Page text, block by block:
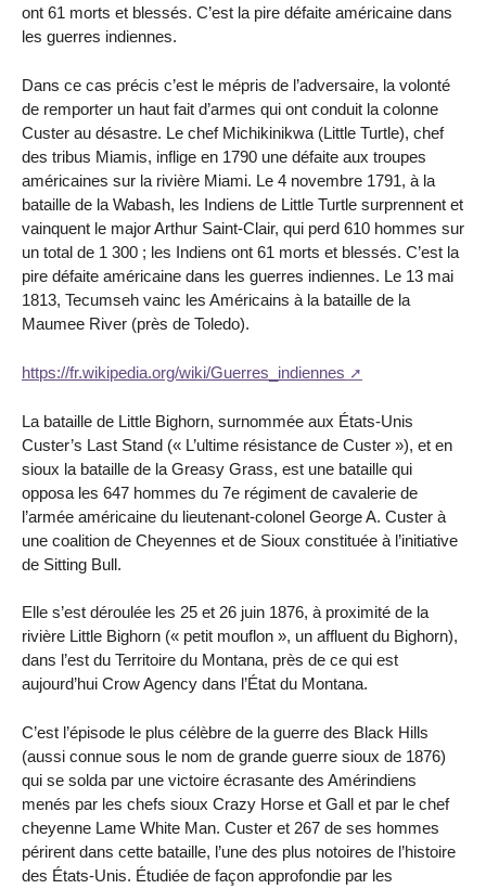
ont 61 morts et blessés. C’est la pire défaite américaine dans
les guerres indiennes.
Dans ce cas précis c’est le mépris de l’adversaire, la volonté
de remporter un haut fait d’armes qui ont conduit la colonne
Custer au désastre. Le chef Michikinikwa (Little Turtle), chef
des tribus Miamis, inflige en 1790 une défaite aux troupes
américaines sur la rivière Miami. Le 4 novembre 1791, à la
bataille de la Wabash, les Indiens de Little Turtle surprennent et
vainquent le major Arthur Saint-Clair, qui perd 610 hommes sur
un total de 1 300 ; les Indiens ont 61 morts et blessés. C’est la
pire défaite américaine dans les guerres indiennes. Le 13 mai
1813, Tecumseh vainc les Américains à la bataille de la
Maumee River (près de Toledo).
https://fr.wikipedia.org/wiki/Guerres_indiennes
La bataille de Little Bighorn, surnommée aux États-Unis
Custer’s Last Stand (« L’ultime résistance de Custer »), et en
sioux la bataille de la Greasy Grass, est une bataille qui
opposa les 647 hommes du 7e régiment de cavalerie de
l’armée américaine du lieutenant-colonel George A. Custer à
une coalition de Cheyennes et de Sioux constituée à l’initiative
de Sitting Bull.
Elle s’est déroulée les 25 et 26 juin 1876, à proximité de la
rivière Little Bighorn (« petit mouflon », un affluent du Bighorn),
dans l’est du Territoire du Montana, près de ce qui est
aujourd’hui Crow Agency dans l’État du Montana.
C’est l’épisode le plus célèbre de la guerre des Black Hills
(aussi connue sous le nom de grande guerre sioux de 1876)
qui se solda par une victoire écrasante des Amérindiens
menés par les chefs sioux Crazy Horse et Gall et par le chef
cheyenne Lame White Man. Custer et 267 de ses hommes
périrent dans cette bataille, l’une des plus notoires de l’histoire
des États-Unis. Étudiée de façon approfondie par les